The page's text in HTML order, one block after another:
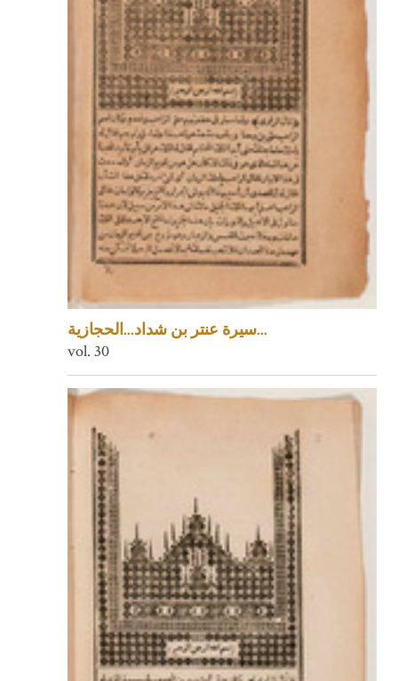
سيرة عنتر بن شداد...الحجازية...
vol. 30